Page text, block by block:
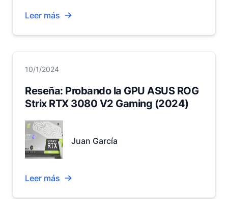
Leer más
10/1/2024
Reseña: Probando la GPU ASUS ROG
Strix RTX 3080 V2 Gaming (2024)
Juan García
Leer más